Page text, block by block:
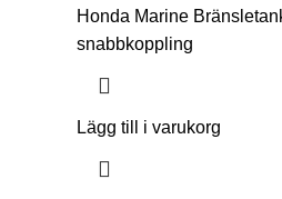
Honda Marine
snabbkoppling
Lägg till i varukorg